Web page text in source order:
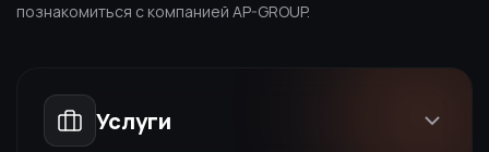
познакомиться с компанией AP-GROUP.
Услуги